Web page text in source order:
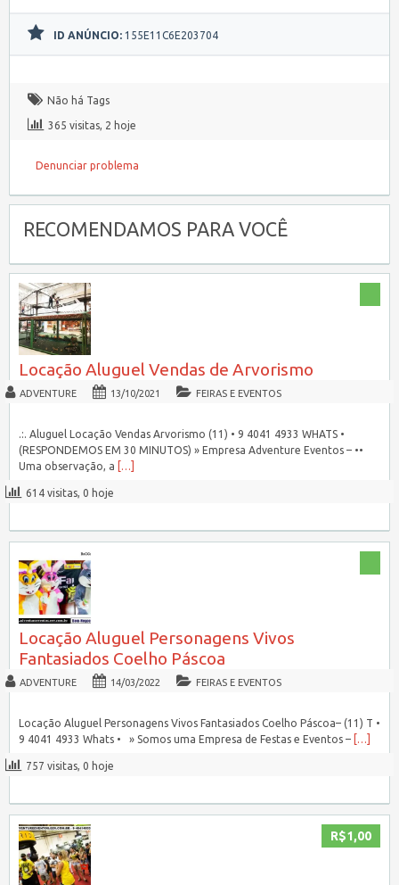
ID ANÚNCIO: 155E11C6E203704
Não há Tags
365 visitas, 2 hoje
Denunciar problema
RECOMENDAMOS PARA VOCÊ
Locação Aluguel Vendas de Arvorismo
ADVENTURE 13/10/2021 FEIRAS E EVENTOS
.:. Aluguel Locação Vendas Arvorismo (11) • 9 4041 4933 WHATS •
(RESPONDEMOS EM 30 MINUTOS) » Empresa Adventure Eventos – ••
Uma observação, a
[…]
614 visitas, 0 hoje
Locação Aluguel Personagens Vivos
Fantasiados Coelho Páscoa
ADVENTURE 14/03/2022 FEIRAS E EVENTOS
Locação Aluguel Personagens Vivos Fantasiados Coelho Páscoa– (11) T •
9 4041 4933 Whats • » Somos uma Empresa de Festas e Eventos –
[…]
757 visitas, 0 hoje
R$1,00